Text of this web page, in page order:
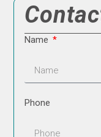
Name
Phone